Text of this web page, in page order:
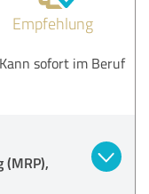
Empfehlung
sofort im Beruf